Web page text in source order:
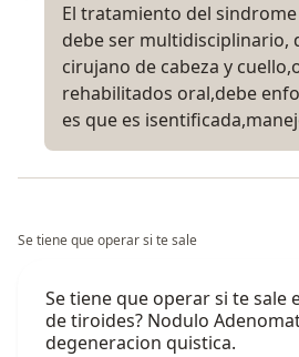
El tratamiento del
debe ser multidisciplinario,
cirujano de cabeza y
rehabilitados oral,debe
es que es
Se tiene que operar si te sale
Se tiene que operar si te sale
de tiroides? Nodulo
degeneracion quistica.